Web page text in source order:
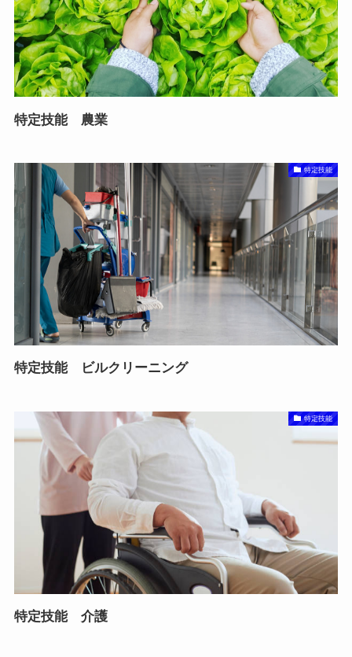
特定技能 農業
特定技能
特定技能 ビルクリーニング
特定技能
特定技能 介護